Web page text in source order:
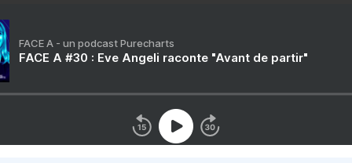
FACE A - un podcast Purecharts
FACE A #30 : Eve Angeli raconte "Avant de partir"